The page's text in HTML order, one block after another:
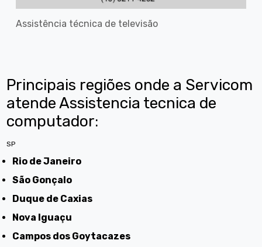
Assistência técnica de televisão
Principais regiões onde a Servicom
atende Assistencia tecnica de
computador:
SP
Rio de Janeiro
São Gonçalo
Duque de Caxias
Nova Iguaçu
Campos dos Goytacazes